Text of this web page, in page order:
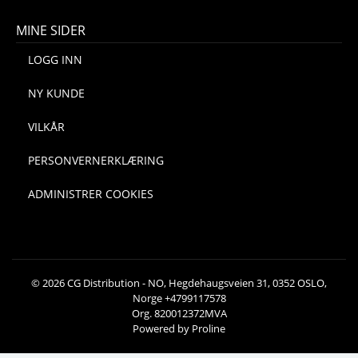
MINE SIDER
LOGG INN
NY KUNDE
VILKÅR
PERSONVERNERKLÆRING
ADMINISTRER COOKIES
© 2026 CG Distribution - NO, Hegdehaugsveien 31, 0352 OSLO,
Norge +4799117578
Org. 820012372MVA
Powered by Proline